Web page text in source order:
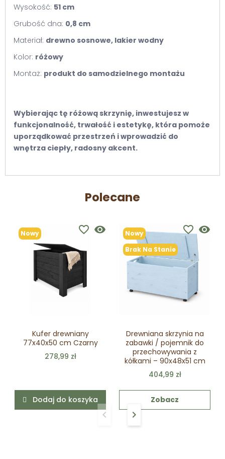
Wysokość: 51 cm
Grubość dna: 0,8 cm
Materiał: drewno sosnowe, lakier wodny
Kolor: różowy
Montaż: produkt do samodzielnego montażu
Wybierając tę różową skrzynię, inwestujesz w
funkcjonalność, trwałość i estetykę, która pomoże
uporządkować przestrzeń i wprowadzić do
wnętrza ciepły, radosny akcent.
Polecane
Nowy visibility
favorite_border
Kufer drewniany
77x40x50 cm Czarny
278,99 zł
Dodaj do koszyka
Nowy
Brak Na Stanie
visibility
favorite_border
Drewniana skrzynia na
zabawki / pojemnik do
przechowywania z
kółkami – 90x48x51 cm
404,99 zł
Zobacz
Poprzedni
keyboard_arrow_left Następny
keyboard_arrow_right